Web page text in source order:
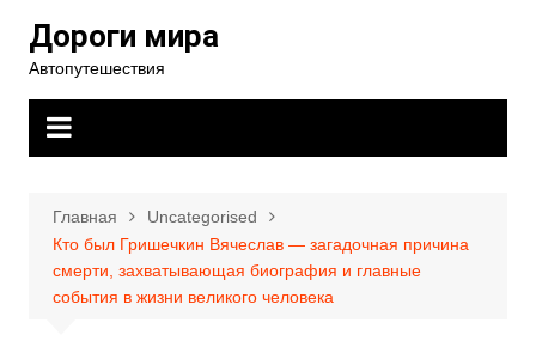
содержимому
Дороги мира
Автопутешествия
Главная
Uncategorised
Кто был Гришечкин Вячеслав — загадочная причина
смерти, захватывающая биография и главные
события в жизни великого человека